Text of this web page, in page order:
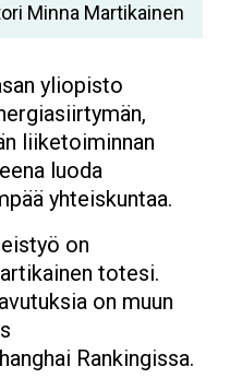
Minna Martikainen
yliopisto
liiketoiminnan
luoda
yhteiskuntaa.
on
totesi.
on muun
Rankingissa.